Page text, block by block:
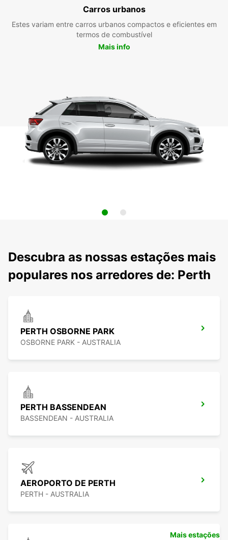
Carros urbanos
Estes variam entre carros urbanos compactos e eficientes em
termos de combustível
Mais info
Descubra as nossas estações mais
populares nos arredores de: Perth
PERTH OSBORNE PARK
OSBORNE PARK - AUSTRALIA
PERTH BASSENDEAN
BASSENDEAN - AUSTRALIA
AEROPORTO DE PERTH
PERTH - AUSTRALIA
Mais estações